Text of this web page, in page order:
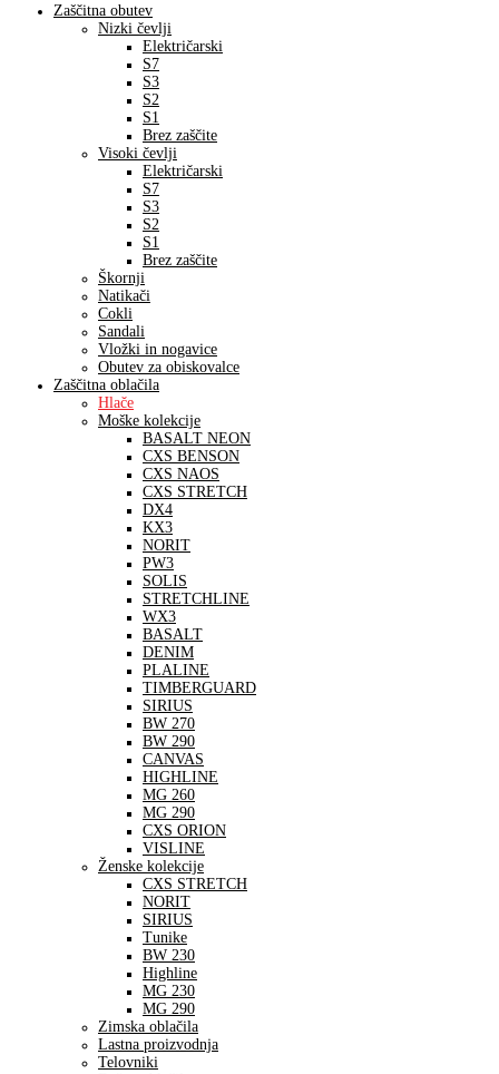
Zaščitna obutev
Nizki čevlji
Električarski
S7
S3
S2
S1
Brez zaščite
Visoki čevlji
Električarski
S7
S3
S2
S1
Brez zaščite
Škornji
Natikači
Cokli
Sandali
Vložki in nogavice
Obutev za obiskovalce
Zaščitna oblačila
Hlače
Moške kolekcije
BASALT NEON
CXS BENSON
CXS NAOS
CXS STRETCH
DX4
KX3
NORIT
PW3
SOLIS
STRETCHLINE
WX3
BASALT
DENIM
PLALINE
TIMBERGUARD
SIRIUS
BW 270
BW 290
CANVAS
HIGHLINE
MG 260
MG 290
CXS ORION
VISLINE
Ženske kolekcije
CXS STRETCH
NORIT
SIRIUS
Tunike
BW 230
Highline
MG 230
MG 290
Zimska oblačila
Lastna proizvodnja
Telovniki